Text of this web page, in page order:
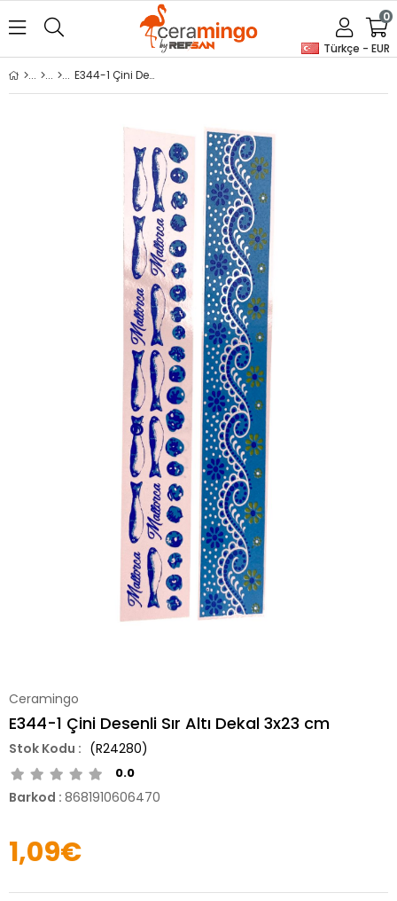
Türkçe - EUR
0
E344-1 Çini Desenli Sır Altı Dekal 3x23 cm
Ceramingo
E344-1 Çini Desenli Sır Altı Dekal 3x23 cm
(R24280)
0.0
Barkod : 8681910606470
1,09€